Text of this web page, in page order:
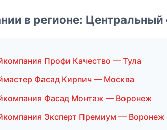
в регионе:
Профи Качество — Тула
Фасад Кирпич — Москва
Фасад Монтаж — Воронеж
Эксперт Премиум — Воронеж